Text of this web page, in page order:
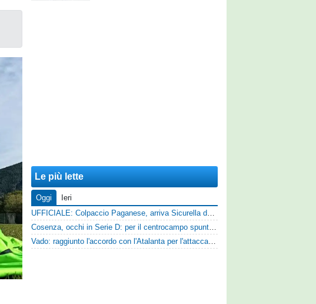
Le più lette
Oggi
Ieri
UFFICIALE: Colpaccio Paganese, arriva Sicurella dalla Scafatese
Cosenza, occhi in Serie D: per il centrocampo spunta anche Gerardo Di Gilio
Vado: raggiunto l'accordo con l'Atalanta per l'attaccante Frederick Samuel Ndongue